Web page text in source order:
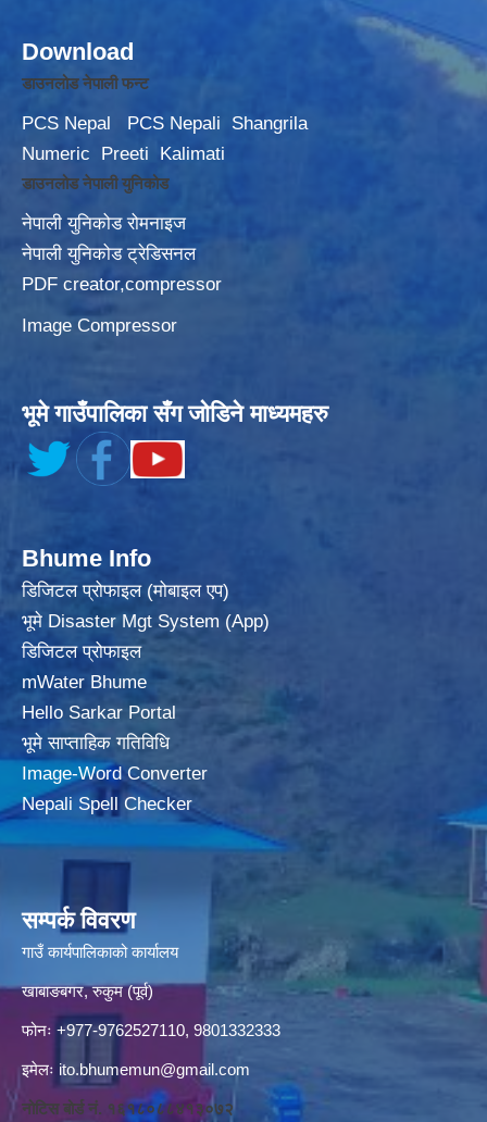
Download
डाउनलोड नेपाली फन्ट
PCS Nepal PCS Nepali
Shangrila
Numeric
Preeti Kalimati
डाउनलोड नेपाली युनिकोड
नेपाली युनिकोड रोमनाइज
नेपाली युनिकोड ट्रेडिसनल
PDF creator,compressor
Image Compressor
भूमे गाउँपालिका सँग जोडिने माध्यमहरु
Bhume Info
डिजिटल प्रोफाइल (मोबाइल एप)
भूमे Disaster Mgt System (App)
डिजिटल प्रोफाइल
mWater Bhume
Hello Sarkar Portal
भूमे साप्ताहिक गतिविधि
Image-Word Converter
Nepali Spell Checker
सम्पर्क विवरण
गाउँ कार्यपालिकाको कार्यालय
खाबाङबगर, रुकुम (पूर्व)
फोनः +977-9762527110, 9801332333
इमेलः ito.bhumemun@gmail.com
नोटिस बोर्ड नं. १६१८०८८४१३०७२